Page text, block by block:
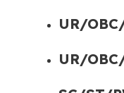
UR/
UR/